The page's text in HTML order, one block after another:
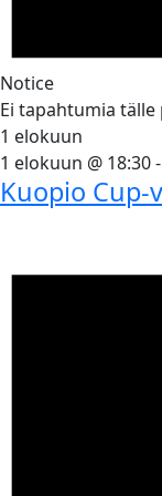
Notice
Ei tapahtumia tälle
1 elokuun
1 elokuun @ 18:30-
Kuopio Cup-